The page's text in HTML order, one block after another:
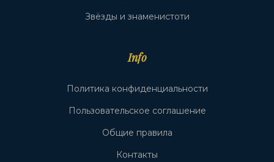
Звёзды и знаменистоти
Info
Политика конфиденциальности
Пользовательское соглашение
Общие правила
Контакты